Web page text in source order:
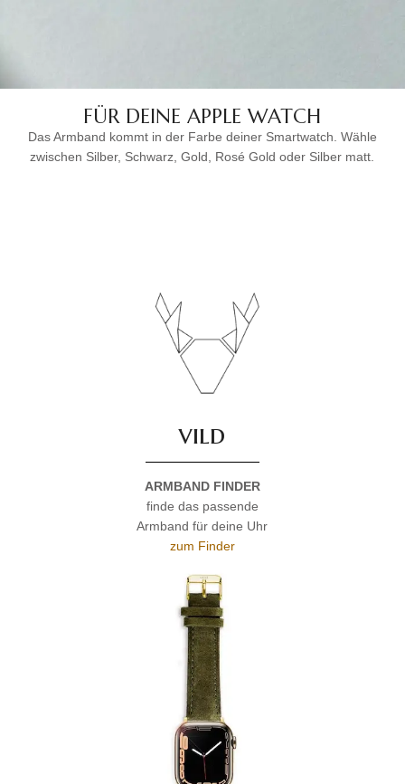
FÜR DEINE APPLE WATCH
Das Armband kommt in der Farbe deiner Smartwatch. Wähle
zwischen Silber, Schwarz, Gold, Rosé Gold oder Silber matt.
vild
ARMBAND FINDER
finde das passende
Armband für deine Uhr
zum Finder